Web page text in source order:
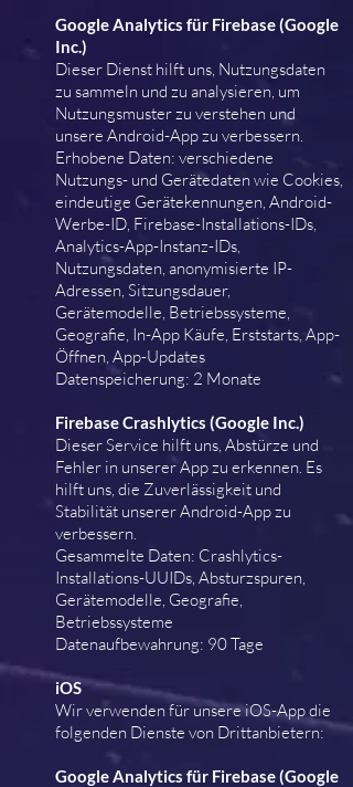
Google Analytics für Firebase (Google
Inc.)
Dieser Dienst hilft uns, Nutzungsdaten
zu sammeln und zu analysieren, um
Nutzungsmuster zu verstehen und
unsere Android-App zu verbessern.
Erhobene Daten: verschiedene
Nutzungs- und Gerätedaten wie Cookies,
eindeutige Gerätekennungen, Android-
Werbe-ID, Firebase-Installations-IDs,
Analytics-App-Instanz-IDs,
Nutzungsdaten, anonymisierte IP-
Adressen, Sitzungsdauer,
Gerätemodelle, Betriebssysteme,
Geografie, In-App Käufe, Erststarts, App-
Öffnen, App-Updates
Datenspeicherung: 2 Monate
Firebase Crashlytics (Google Inc.)
Dieser Service hilft uns, Abstürze und
Fehler in unserer App zu erkennen. Es
hilft uns, die Zuverlässigkeit und
Stabilität unserer Android-App zu
verbessern.
Gesammelte Daten: Crashlytics-
Installations-UUIDs, Absturzspuren,
Gerätemodelle, Geografie,
Betriebssysteme
Datenaufbewahrung: 90 Tage
iOS
Wir verwenden für unsere iOS-App die
folgenden Dienste von Drittanbietern:
Google Analytics für Firebase (Google